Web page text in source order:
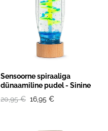
Sensoorne spiraaliga
dünaamiline pudel - Sinine
20,95 € 16,95 €